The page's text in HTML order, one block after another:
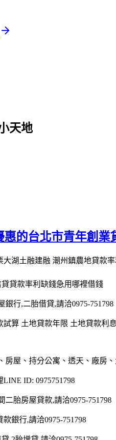
天地
的台北市青年創
湖土融建融 潮州鎮農地貸款
貸款率利缺錢急用哪裡借錢
行,二胎借貸,請洽0975-751798
算 土地貸款年限 土地貸款利
房屋、持分公寓、透天、廠房
ID: 0975751798
胎房屋貸款,請洽0975-751798
銀行,請洽0975-751798